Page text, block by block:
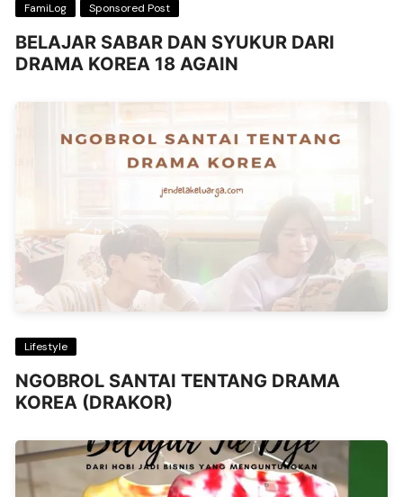
FamiLog Sponsored Post
BELAJAR SABAR DAN SYUKUR DARI
DRAMA KOREA 18 AGAIN
Lifestyle
NGOBROL SANTAI TENTANG DRAMA
KOREA (DRAKOR)